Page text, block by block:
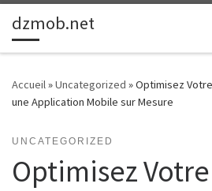
Passer au contenu
dzmob.net
Accueil»Uncategorized »Optimisez
une Application Mobile sur Mesure
UNCATEGORIZED
Optimisez Votre